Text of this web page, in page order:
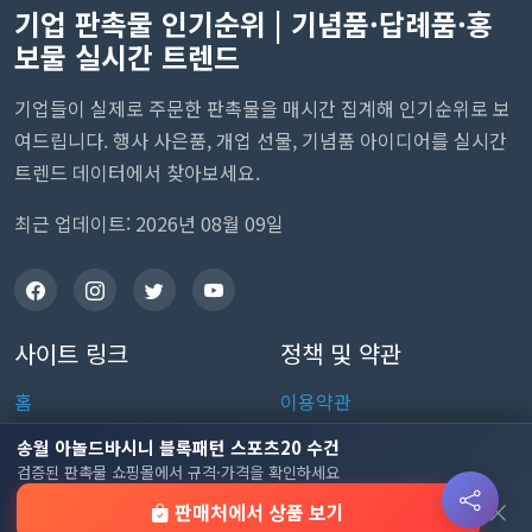
송월 아놀드바시니 블록패턴 스포츠20 수건
검증된 판촉물 쇼핑몰에서 규격·가격을 확인하세요
판매처에서 상품 보기 ×
기업 판촉물 인기순위 | 기념품·답례품·홍
보물 실시간 트렌드
기업들이 실제로 주문한 판촉물을 매시간 집계해 인기순위로 보
여드립니다. 행사 사은품, 개업 선물, 기념품 아이디어를 실시간
트렌드 데이터에서 찾아보세요.
최근 업데이트: 2026년 08월 09일
사이트 링크
홈
판촉물 인기 순위
전체 카테고리
정책 및 약관
이용약관
개인정보처리방침
쿠키 정책